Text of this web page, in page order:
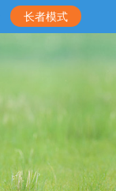
长者模式